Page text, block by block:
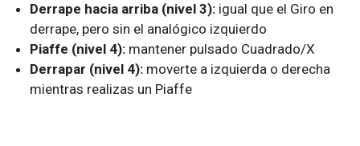
Derrape hacia arriba (nivel 3): igual que el Giro en
derrape, pero sin el analógico izquierdo
Piaffe (nivel 4): mantener pulsado Cuadrado/X
Derrapar (nivel 4): moverte a izquierda o derecha
mientras realizas un Piaffe